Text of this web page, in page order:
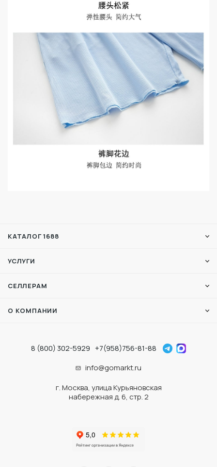
КАТАЛОГ 1688
УСЛУГИ
СЕЛЛЕРАМ
О КОМПАНИИ
8 (800) 302-5929 +7(958)756-81-88
info@gomarkt.ru
г. Москва, улица Курьяновская
набережная д. 6, стр. 2